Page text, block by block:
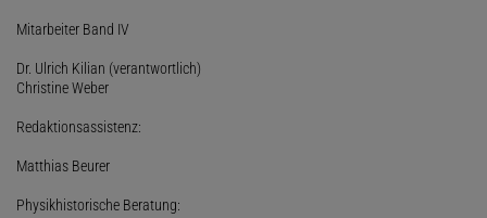
Mitarbeiter Band IV
Dr. Ulrich Kilian (verantwortlich)
Christine Weber
Redaktionsassistenz:
Matthias Beurer
Physikhistorische Beratung: